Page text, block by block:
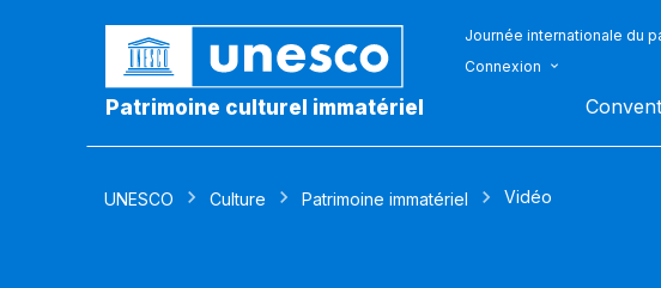
Patrimoine culturel immatériel
Journée internationale du
Connexion
UNESCO Culture Patrimoine immatériel Vidéo